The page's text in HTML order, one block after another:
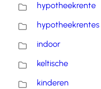
hypotheekrente
hypotheekrentes
indoor
keltische
kinderen